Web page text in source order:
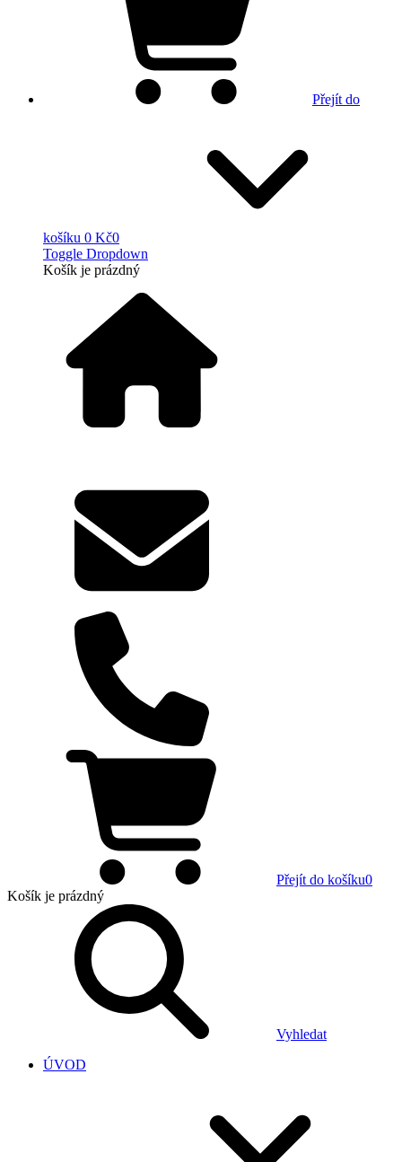
Přejít do
košíku 0 Kč0
Toggle Dropdown
Košík je prázdný
Přejít do košíku0
Košík je prázdný
Vyhledat
ÚVOD